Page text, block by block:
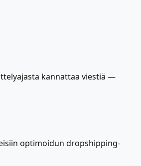
kannattaa viestiä —
optimoidun dropshipping-